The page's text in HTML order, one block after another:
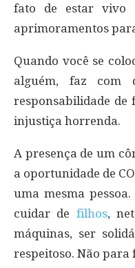
fato de estar vivo
aprimoramentos
Quando você se
alguém, faz com
responsabilidade de
injustiça horrenda.
A presença de um
a oportunidade de
uma mesma
cuidar de filhos,
máquinas, ser
respeitoso. Não para